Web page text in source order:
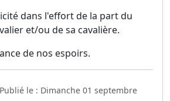
dans l'effort de la part du
et/ou de sa cavalière.
de nos espoirs.
Publié le : Dimanche 01 septembre